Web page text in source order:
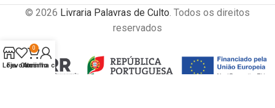
© 2026 Livraria Palavras de Culto . Todos os direitos
reservados
Loja
Favoritos
0
Carrinho
A minha conta